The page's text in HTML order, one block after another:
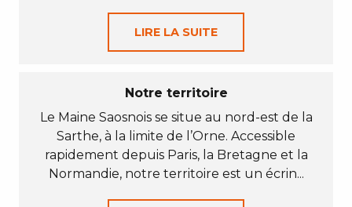
LIRE LA SUITE
Notre territoire
Le Maine Saosnois se situe au nord-est de la
Sarthe, à la limite de l’Orne. Accessible
rapidement depuis Paris, la Bretagne et la
Normandie, notre territoire est un écrin...